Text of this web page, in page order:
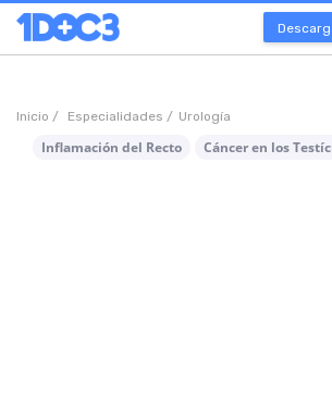
Inicio / Especialidades / Urología
Inflamación del Recto Cáncer en los